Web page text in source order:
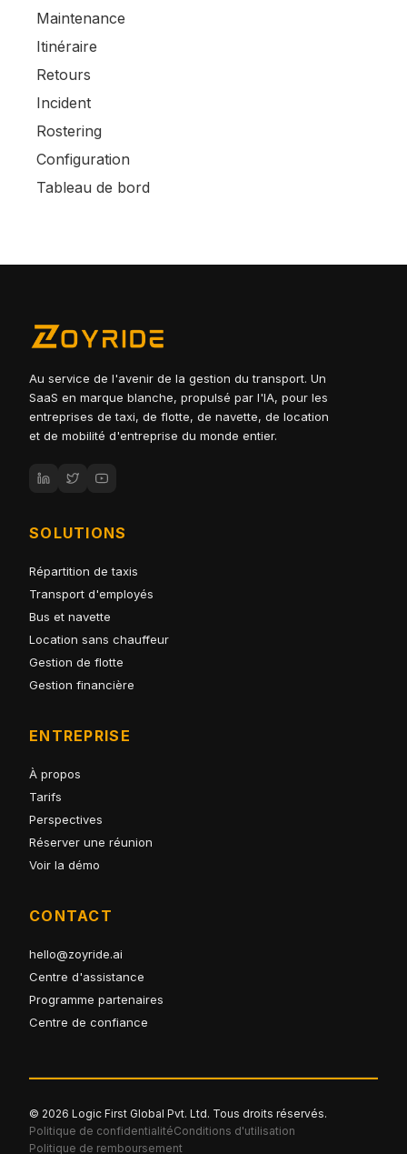
Maintenance
Itinéraire
Retours
Incident
Rostering
Configuration
Tableau de bord
Au service de l'avenir de la gestion du transport. Un
SaaS en marque blanche, propulsé par l'IA, pour les
entreprises de taxi, de flotte, de navette, de location
et de mobilité d'entreprise du monde entier.
SOLUTIONS
Répartition de taxis
Transport d'employés
Bus et navette
Location sans chauffeur
Gestion de flotte
Gestion financière
ENTREPRISE
À propos
Tarifs
Perspectives
Réserver une réunion
Voir la démo
CONTACT
hello@zoyride.ai
Centre d'assistance
Programme partenaires
Centre de confiance
© 2026 Logic First Global Pvt. Ltd. Tous droits réservés.
Politique de confidentialitéConditions d'utilisation
Politique de remboursement